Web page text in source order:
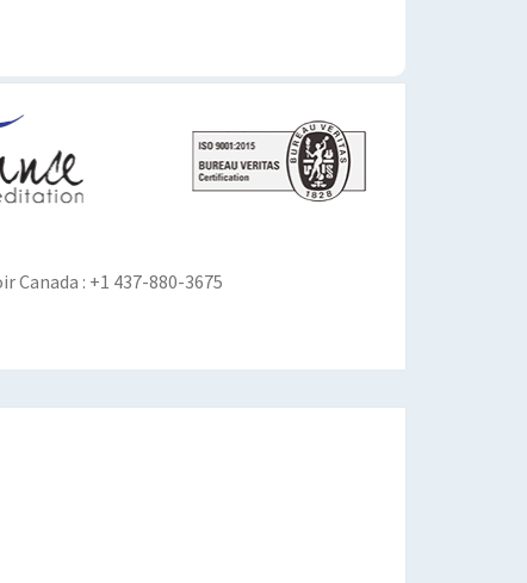
Canada : +1 437-880-3675